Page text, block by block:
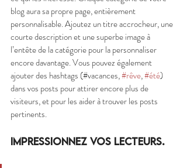
blog aura sa propre page, entièrement
personnalisable. Ajoutez un titre accrocheur, une
courte description et une superbe image à
l’entête de la catégorie pour la personnaliser
encore davantage. Vous pouvez également
ajouter des hashtags (#vacances, #rêve, #été)
dans vos posts pour attirer encore plus de
visiteurs, et pour les aider à trouver les posts
pertinents.
Impressionnez vos lecteurs.